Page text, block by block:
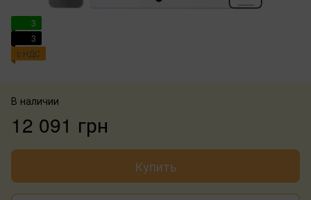
3
3
с НДС
В наличии
12 091 грн
Купить